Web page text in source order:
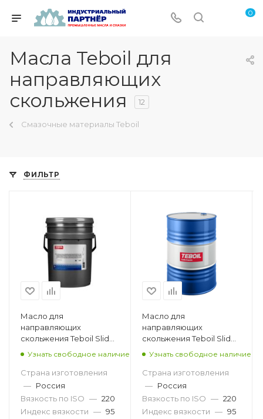
0
Масла Teboil для
направляющих
скольжения
12
Смазочные материалы Teboil
ФИЛЬТР
Масло для
направляющих
скольжения Teboil Slide
Узнать свободное наличие
Страна изготовления
— Россия
Вязкость по ISO — 220
Индекс вязкости — 95
Масло для
направляющих
скольжения Teboil Slide
Узнать свободное наличие
Страна изготовления
— Россия
Вязкость по ISO — 220
Индекс вязкости — 95